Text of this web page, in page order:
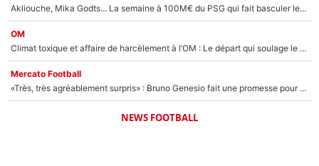
Akliouche, Mika Godts... La semaine à 100M€ du PSG qui fait basculer le mercato du PSG !
OM
Climat toxique et affaire de harcèlement à l’OM : Le départ qui soulage le vestiaire de Bruno Genesio
Mercato Football
«Très, très agréablement surpris» : Bruno Genesio fait une promesse pour la suite du mercato de l’OM et rassure les supporters
NEWS FOOTBALL